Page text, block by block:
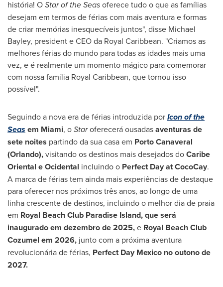
história! OStar of the Seasoferece tudo o que as famílias
desejam em termos de férias com mais aventura e formas
de criar memórias inesquecíveis juntos", disse Michael
Bayley, president e CEO da Royal Caribbean. "Criamos as
melhores férias do mundo para todas as idades mais uma
vez, e é realmente um momento mágico para comemorar
com nossa família Royal Caribbean, que tornou isso
possível".
Seguindo a nova era de férias introduzida porIcon of the
Seasem Miami, oStaroferecerá ousadasaventuras de
sete noites partindo da sua casa em Porto Canaveral
(Orlando),visitando os destinos mais desejados doCaribe
Oriental e Ocidental incluindo o Perfect Day at CocoCay.
A marca de férias tem ainda mais experiências de destaque
para oferecer nos próximos três anos, ao longo de uma
linha crescente de destinos, incluindo o melhor dia de praia
em Royal Beach Club Paradise Island, que será
inaugurado em dezembro de 2025,e Royal Beach Club
Cozumel em 2026, junto com a próxima aventura
revolucionária de férias, Perfect Day Mexico no outono de
2027.